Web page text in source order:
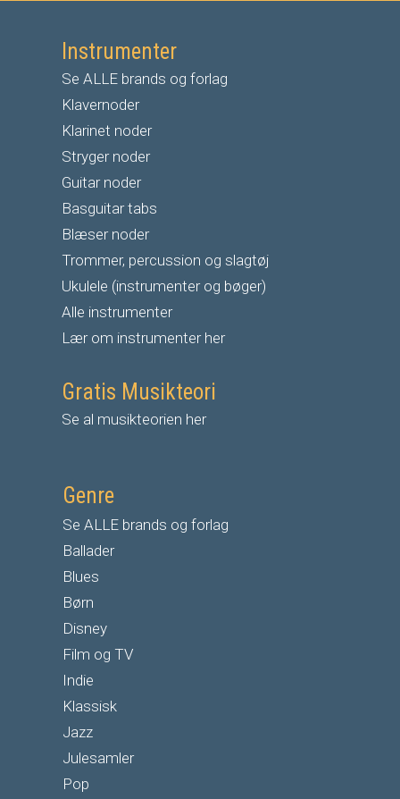
Instrumenter
Se ALLE brands og forlag
Klavernoder
Klarinet noder
Stryger noder
Guitar noder
Basguitar tabs
Blæser noder
Trommer, percussion og slagtøj
Ukulele (instrumenter og bøger)
Alle instrumenter
Lær om instrumenter her
Gratis Musikteori
Se al musikteorien her
Genre
Se ALLE brands og forlag
Ballader
Blues
Børn
Disney
Film og TV
Indie
Klassisk
Jazz
Julesamler
Pop